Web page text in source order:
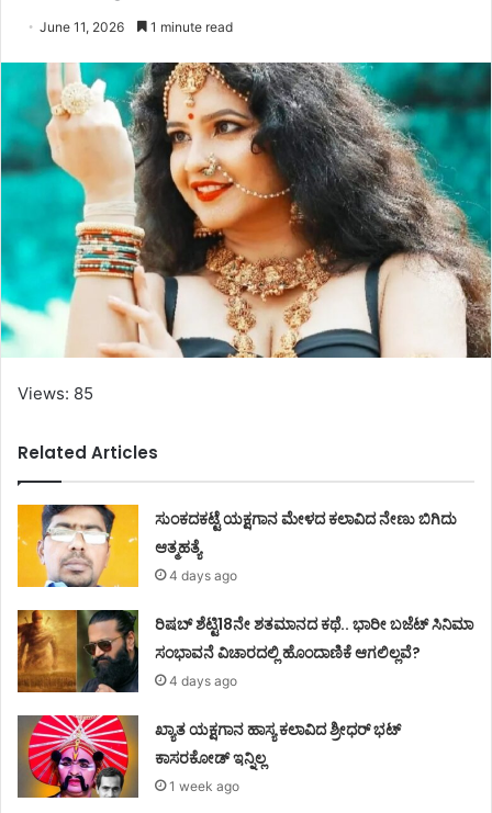
June 11, 2026 1 minute read
Views: 85
Related Articles
ಸುಂಕದಕಟ್ಟೆ ಯಕ್ಷಗಾನ ಮೇಳದ ಕಲಾವಿದ ನೇಣು ಬಿಗಿದು
ಆತ್ಮಹತ್ಯೆ
4 days ago
ರಿಷಬ್ ಶೆಟ್ಟಿ18ನೇ ಶತಮಾನದ ಕಥೆ.. ಭಾರೀ ಬಜೆಟ್ ಸಿನಿಮಾ
ಸಂಭಾವನೆ ವಿಚಾರದಲ್ಲಿ ಹೊಂದಾಣಿಕೆ ಆಗಲಿಲ್ಲವೆ?
4 days ago
ಖ್ಯಾತ ಯಕ್ಷಗಾನ ಹಾಸ್ಯ ಕಲಾವಿದ ಶ್ರೀಧರ್ ಭಟ್
ಕಾಸರಕೋಡ್ ಇನ್ನಿಲ್ಲ
1 week ago